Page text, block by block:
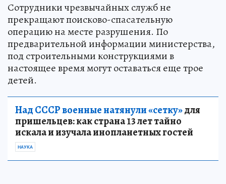
Сотрудники чрезвычайных служб не
прекращают поисково-спасательную
операцию на месте разрушения. По
предварительной информации министерства,
под строительными конструкциями в
настоящее время могут оставаться еще трое
детей.
Над СССР военные натянули «сетку»для
пришельцев: как страна 13 лет тайно
искала и изучала инопланетных гостей
НАУКА